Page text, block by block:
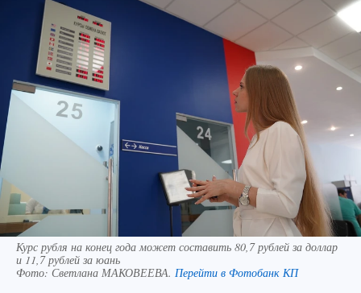
Курс рубля на конец года может составить 80,7 рублей за доллар
и 11,7 рублей за юань
Фото: Светлана МАКОВЕЕВА. Перейти в Фотобанк КП